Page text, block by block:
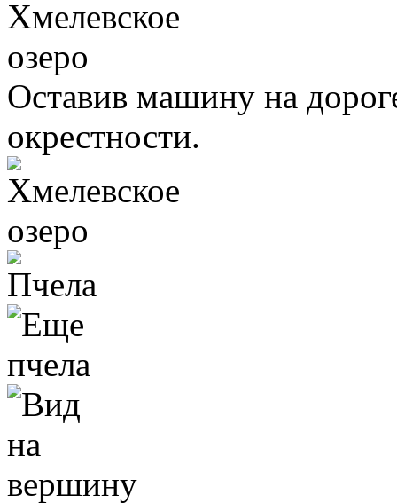
Оставив машину на
окрестности.